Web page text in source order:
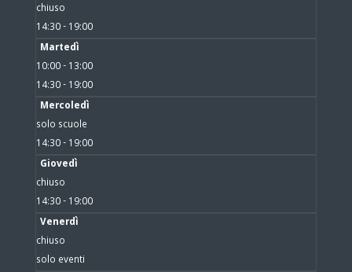
chiuso
14:30 - 19:00
Martedì
10:00 - 13:00
14:30 - 19:00
Mercoledì
solo scuole
14:30 - 19:00
Giovedì
chiuso
14:30 - 19:00
Venerdì
chiuso
solo eventi